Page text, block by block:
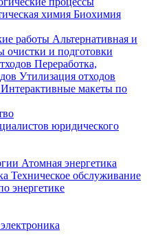
химия Биохимия
работы Альтернативная и
очистки и подготовки
Переработка,
Утилизация отходов
Интерактивные макеты по
юридического
Атомная энергетика
Техническое обслуживание
энергетике